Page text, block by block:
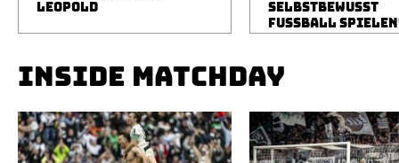
LEOPOLD
SELBSTBEWUSST
FUSSBALL
INSIDE MATCHDAY